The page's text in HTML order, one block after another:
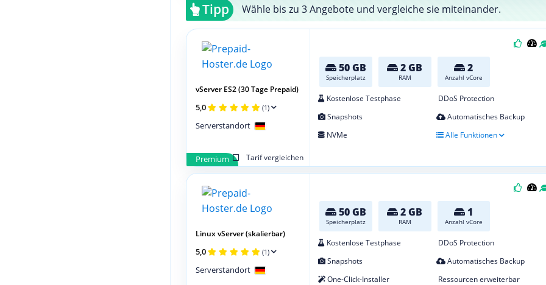
Tipp Wähle bis zu 3 Angebote und vergleiche sie miteinander.
50 GB
Speicherplatz
2 GB
RAM
2
Anzahl vCore
Kostenlose Testphase
DDoS Protection
Snapshots
Automatisches Backup
NVMe
Alle Funktionen
Premium Tarif vergleichen
vServer ES2 (30 Tage Prepaid)
5,0 (1)
Serverstandort
50 GB
Speicherplatz
2 GB
RAM
1
Anzahl vCore
Kostenlose Testphase
DDoS Protection
Snapshots
Automatisches Backup
One-Click-Installer
Ressourcen erweiterbar
Linux vServer (skalierbar)
5,0 (1)
Serverstandort